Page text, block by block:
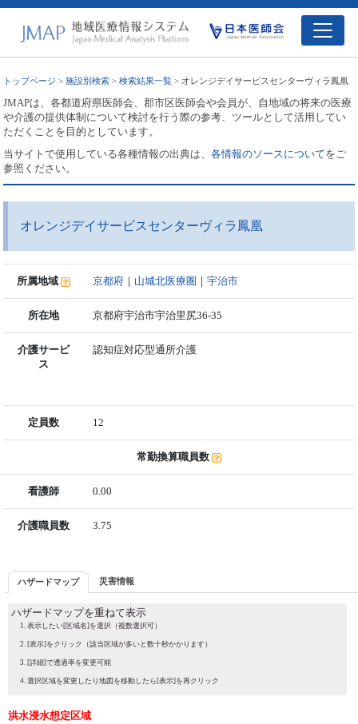
トップページ >施設別検索 >検索結果一覧 > オレンジデイサービスセンターヴィラ鳳凰
JMAPは、各都道府県医師会、郡市区医師会や会員が、自地域の将来の医療
や介護の提供体制について検討を行う際の参考、ツールとして活用してい
ただくことを目的としています。
当サイトで使用している各種情報の出典は、各情報のソースについてをご
参照ください。
オレンジデイサービスセンターヴィラ鳳凰
所属地域 京都府 ｜ 山城北医療圏 ｜宇治市
所在地 京都府宇治市宇治里尻36-35
介護サービ
ス
認知症対応型通所介護
定員数 12
常勤換算職員数
看護師 0.00
介護職員数 3.75
ハザードマップ 災害情報
ハザードマップを重ねて表示
表示したい[区域名]を選択（複数選択可）
[表示]をクリック（該当区域が多いと数十秒かかります）
[詳細]で透過率を変更可能
選択区域を変更したり地図を移動したら[表示]を再クリック
洪水浸水想定区域